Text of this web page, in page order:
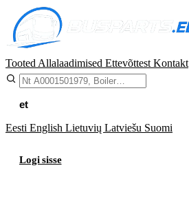
Tooted Allalaadimised Ettevõttest Kontakt
et
Eesti English Lietuvių Latviešu Suomi
Logi sisse